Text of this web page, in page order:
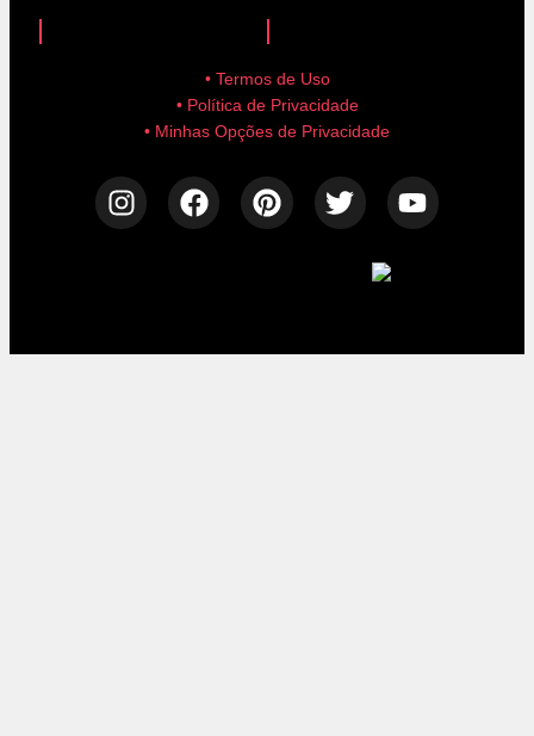
• Termos de Uso
• Política de Privacidade
• Minhas Opções de Privacidade